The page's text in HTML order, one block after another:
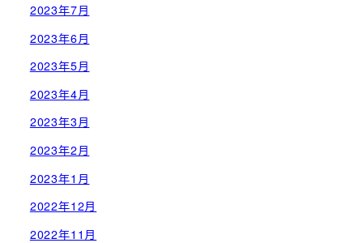
2023年7月
2023年6月
2023年5月
2023年4月
2023年3月
2023年2月
2023年1月
2022年12月
2022年11月